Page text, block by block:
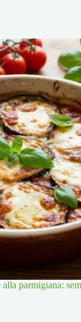
parmigiana: